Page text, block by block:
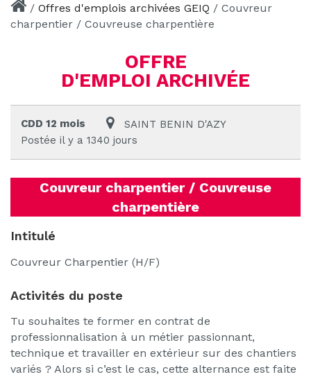
/ Offres d'emplois archivées GEIQ / Couvreur
charpentier / Couvreuse charpentière
OFFRE
D'EMPLOI ARCHIVÉE
CDD 12 mois
SAINT BENIN D'AZY
Postée il y a 1340 jours
Couvreur charpentier / Couvreuse
charpentière
Intitulé
Couvreur Charpentier (H/F)
Activités du poste
Tu souhaites te former en contrat de
professionnalisation à un métier passionnant,
technique et travailler en extérieur sur des chantiers
variés ? Alors si c’est le cas, cette alternance est faite